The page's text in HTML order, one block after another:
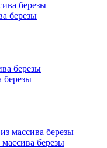
березы
березы
березы